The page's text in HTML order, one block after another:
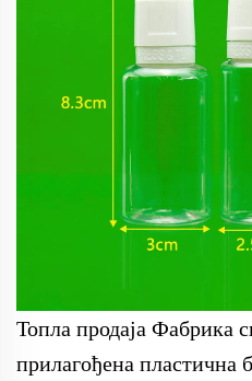
Топла продаја Фабрика
прилагођена пластична